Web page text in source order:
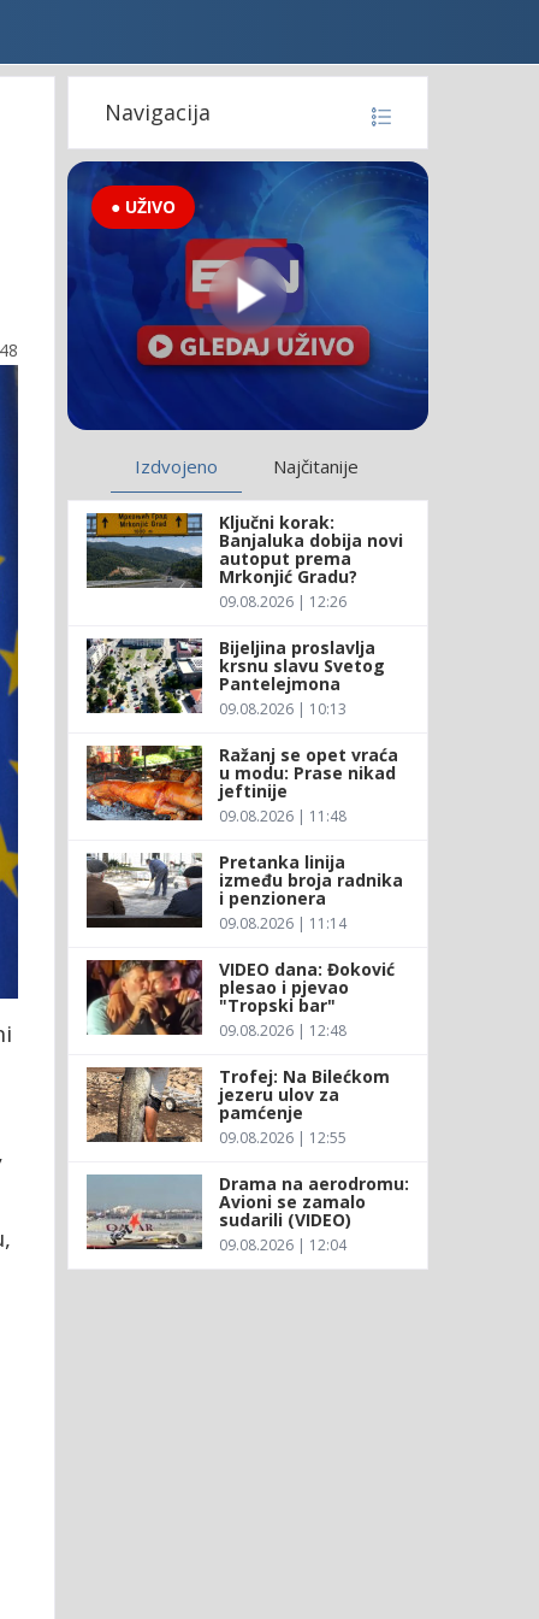
Navigacija
● UŽIVO
Izdvojeno Najčitanije
Ključni korak:
Banjaluka dobija novi
autoput prema
Mrkonjić Gradu?
09.08.2026 | 12:26
Bijeljina proslavlja
krsnu slavu Svetog
Pantelejmona
09.08.2026 | 10:13
Ražanj se opet vraća
u modu: Prase nikad
jeftinije
09.08.2026 | 11:48
Pretanka linija
između broja radnika
i penzionera
09.08.2026 | 11:14
VIDEO dana: Đoković
plesao i pjevao
"Tropski bar"
09.08.2026 | 12:48
Trofej: Na Bilećkom
jezeru ulov za
pamćenje
09.08.2026 | 12:55
Drama na aerodromu:
Avioni se zamalo
sudarili (VIDEO)
09.08.2026 | 12:04